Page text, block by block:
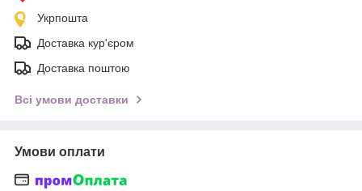
Укрпошта
Доставка кур'єром
Доставка поштою
Всі умови доставки
Умови оплати